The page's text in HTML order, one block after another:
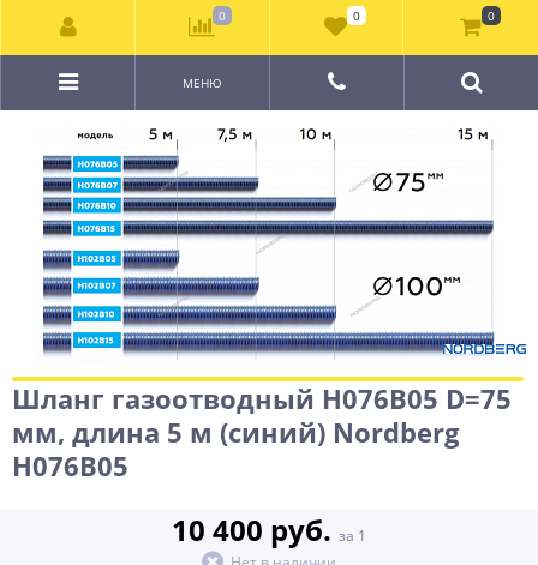
МЕНЮ
Шланг газоотводный H076B05 D=75
мм, длина 5 м (синий) Nordberg
H076B05
10 400 руб. за 1
0 0 0